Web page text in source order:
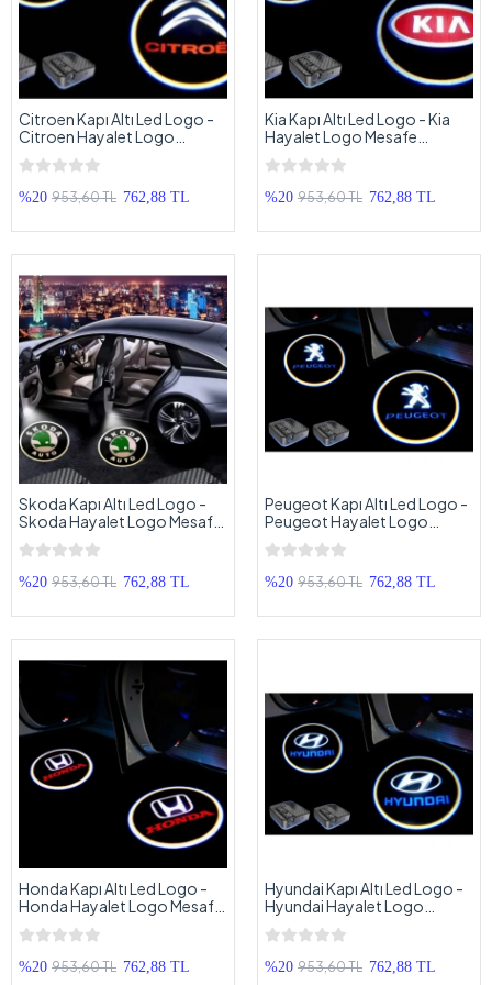
Citroen Kapı Altı Led Logo -
Citroen Hayalet Logo
Mesafe Sensörlü - Yeni Nesil ,
Pilli , Yapıştırmalı Kapı Logo
%20 953,60 TL 762,88 TL
Kia Kapı Altı Led Logo - Kia
Hayalet Logo Mesafe
Sensörlü - Yeni Nesil , Pilli ,
Yapıştırmalı Kapı Logo
%20 953,60 TL 762,88 TL
Skoda Kapı Altı Led Logo -
Skoda Hayalet Logo Mesafe
Sensörlü - Yeni Nesil , Pilli ,
Yapıştırmalı Kapı Logo
%20 953,60 TL 762,88 TL
Peugeot Kapı Altı Led Logo -
Peugeot Hayalet Logo
Mesafe Sensörlü - Yeni Nesil ,
Pilli , Yapıştırmalı Kapı Logo
%20 953,60 TL 762,88 TL
Honda Kapı Altı Led Logo -
Honda Hayalet Logo Mesafe
Sensörlü - Yeni Nesil , Pilli ,
Yapıştırmalı Kapı Logo
%20 953,60 TL 762,88 TL
Hyundai Kapı Altı Led Logo -
Hyundai Hayalet Logo
Mesafe Sensörlü - Yeni Nesil ,
Pilli , Yapıştırmalı Kapı Logo
%20 953,60 TL 762,88 TL